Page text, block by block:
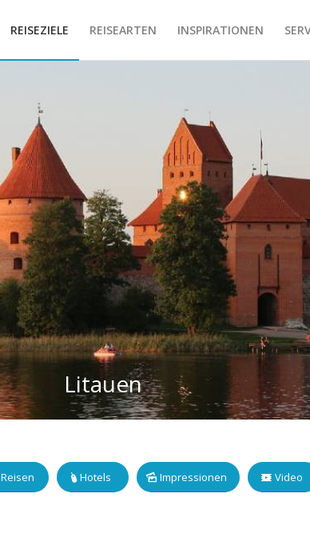
REISEZIELE REISEARTEN INSPIRATIONEN
Litauen
Reisen Hotels Impressionen Video